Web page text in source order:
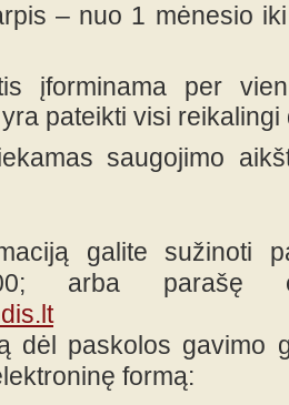
– nuo 1 mėnesio
įforminama per
pateikti visi reikalingi
saugojimo
galite sužinoti
arba parašę
dėl paskolos gavimo
formą: